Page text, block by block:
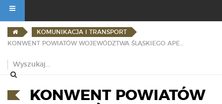
KOMUNIKACJA I TRANSPORT
KONWENT POWIATÓW